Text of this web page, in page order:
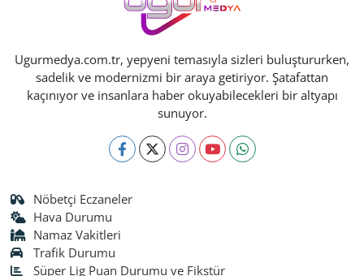
Ugurmedya.com.tr, yepyeni temasıyla sizleri buluştururken,
sadelik ve modernizmi bir araya getiriyor. Şatafattan
kaçınıyor ve insanlara haber okuyabilecekleri bir altyapı
sunuyor.
Nöbetçi Eczaneler
Hava Durumu
Namaz Vakitleri
Trafik Durumu
Süper Lig Puan Durumu ve Fikstür